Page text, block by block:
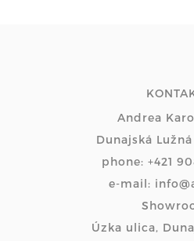
Andrea
Dunajská
phone: +421
e-mail:
Úzka ulica,